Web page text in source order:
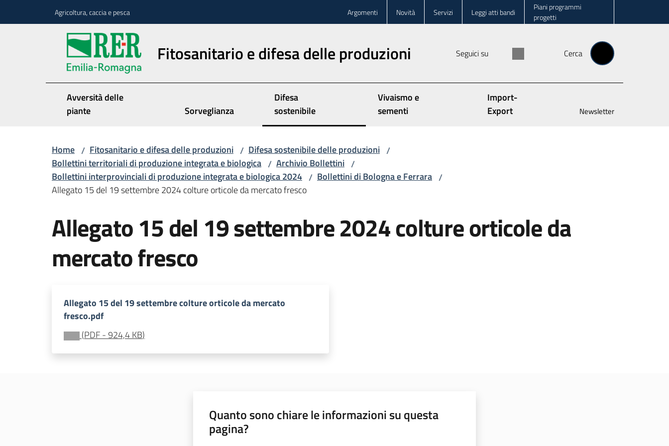
Agricoltura, caccia e pesca Argomenti Novità Servizi Leggi atti bandi
Piani programmi
progetti
Fitosanitario e difesa delle produzioni Seguici su Cerca
Avversità delle
piante
Sorveglianza
Difesa
sostenibile
Vivaismo e
sementi
Import-
Export
Newsletter
Home / Fitosanitario e difesa delle produzioni / Difesa sostenibile delle produzioni /
Bollettini territoriali di produzione integrata e biologica / Archivio Bollettini /
Bollettini interprovinciali di produzione integrata e biologica 2024 / Bollettini di Bologna e Ferrara /
Allegato 15 del 19 settembre 2024 colture orticole da mercato fresco
Allegato 15 del 19 settembre 2024 colture orticole da
mercato fresco
Allegato 15 del 19 settembre colture orticole da mercato
fresco.pdf
(PDF-924,4 KB)
Quanto sono chiare le informazioni su questa
pagina?